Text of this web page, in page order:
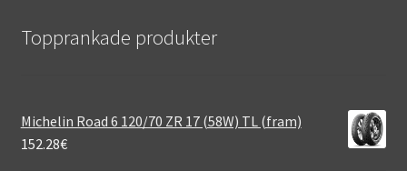
Topprankade produkter
Michelin Road 6 120/70 ZR 17 (58W) TL (fram)
152.28€